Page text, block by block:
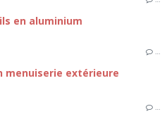
en aluminium
…
menuiserie extérieure
…